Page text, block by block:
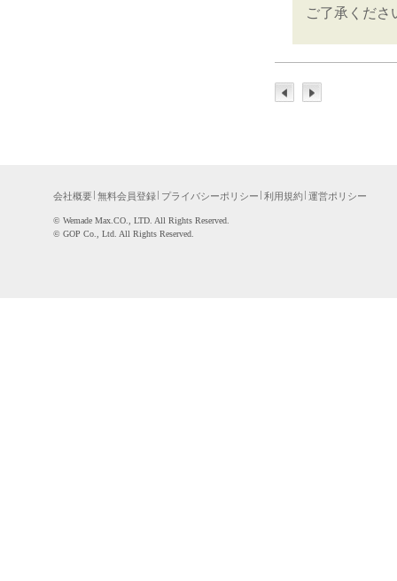
ご了承くださ
会社概要 無料会員登録 プライバシーポリシー 利用規約 運営ポリシー
©WemadeMax.CO.,LTD.AllRightsReserved.
©GOPCo.,Ltd.AllRightsReserved.